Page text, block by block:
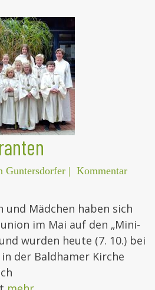
Guntersdorfer | Kommentar
und Mädchen haben sich
im Mai auf den „Mini-
wurden heute (7. 10.) bei
der Baldhamer Kirche